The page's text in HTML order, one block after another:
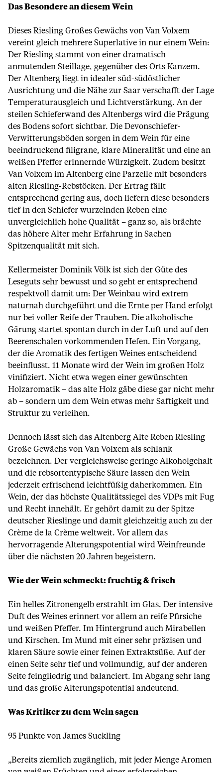
Das Besondere an diesem Wein
Dieses Riesling Großes Gewächs von Van Volxem
vereint gleich mehrere Superlative in nur einem Wein:
Der Riesling stammt von einer dramatisch
anmutenden Steillage, gegenüber des Orts Kanzem.
Der Altenberg liegt in idealer süd-südöstlicher
Ausrichtung und die Nähe zur Saar verschafft der Lage
Temperaturausgleich und Lichtverstärkung. An der
steilen Schieferwand des Altenbergs wird die Prägung
des Bodens sofort sichtbar. Die Devonschiefer-
Verwitterungsböden sorgen in dem Wein für eine
beeindruckend filigrane, klare Mineralität und eine an
weißen Pfeffer erinnernde Würzigkeit. Zudem besitzt
Van Volxem im Altenberg eine Parzelle mit besonders
alten Riesling-Rebstöcken. Der Ertrag fällt
entsprechend gering aus, doch liefern diese besonders
tief in den Schiefer wurzelnden Reben eine
unvergleichlich hohe Qualität – ganz so, als brächte
das höhere Alter mehr Erfahrung in Sachen
Spitzenqualität mit sich.
Kellermeister Dominik Völk ist sich der Güte des
Leseguts sehr bewusst und so geht er entsprechend
respektvoll damit um: Der Weinbau wird extrem
naturnah durchgeführt und die Ernte per Hand erfolgt
nur bei voller Reife der Trauben. Die alkoholische
Gärung startet spontan durch in der Luft und auf den
Beerenschalen vorkommenden Hefen. Ein Vorgang,
der die Aromatik des fertigen Weines entscheidend
beeinflusst. 11 Monate wird der Wein im großen Holz
vinifiziert. Nicht etwa wegen einer gewünschten
Holzaromatik – das alte Holz gäbe diese gar nicht mehr
ab – sondern um dem Wein etwas mehr Saftigkeit und
Struktur zu verleihen.
Dennoch lässt sich das Altenberg Alte Reben Riesling
Große Gewächs von Van Volxem als schlank
bezeichnen. Der vergleichsweise geringe Alkoholgehalt
und die rebsortentypische Säure lassen den Wein
jederzeit erfrischend leichtfüßig daherkommen. Ein
Wein, der das höchste Qualitätssiegel des VDPs mit Fug
und Recht innehält. Er gehört damit zu der Spitze
deutscher Rieslinge und damit gleichzeitig auch zu der
Crème de la Crème weltweit. Vor allem das
hervorragende Alterungspotential wird Weinfreunde
über die nächsten 20 Jahren begeistern.
Wie der Wein schmeckt: fruchtig & frisch
Ein helles Zitronengelb erstrahlt im Glas. Der intensive
Duft des Weines erinnert vor allem an reife Pfirsiche
und weißen Pfeffer. Im Hintergrund auch Mirabellen
und Kirschen. Im Mund mit einer sehr präzisen und
klaren Säure sowie einer feinen Extraktsüße. Auf der
einen Seite sehr tief und vollmundig, auf der anderen
Seite feingliedrig und balanciert. Im Abgang sehr lang
und das große Alterungspotential andeutend.
Was Kritiker zu dem Wein sagen
95 Punkte von James Suckling
„Bereits ziemlich zugänglich, mit jeder Menge Aromen